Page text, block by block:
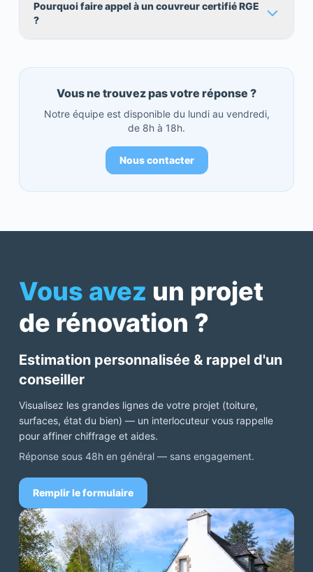
Pourquoi faire appel à un couvreur certifié RGE
?
Vous ne trouvez pas votre réponse ?
Notre équipe est disponible du lundi au vendredi,
de 8h à 18h.
Nous contacter
Vous avez un projet
de rénovation ?
Estimation personnalisée & rappel d'un
conseiller
Visualisez les grandes lignes de votre projet (toiture,
surfaces, état du bien) — un interlocuteur vous rappelle
pour affiner chiffrage et aides.
Réponse sous 48h en général — sans engagement.
Remplir le formulaire